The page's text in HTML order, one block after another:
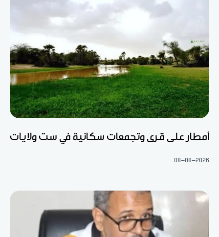
أمطار على قرى وتجمعات سكانية في ست ولايات
08-08-2026